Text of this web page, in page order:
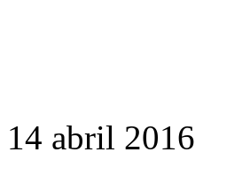
14 abril 2016